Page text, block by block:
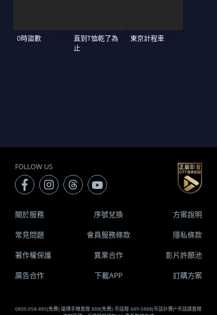
0時盜數
直到T恤乾了為
止
東京計程車
FOLLOW US
0800-058-885(免費) 遠傳手機直撥 888(免費) 市話撥 449-5888(市話計費)*市話請直撥
關於服務 序號兌換 方案說明
常見問題 會員服務條款 隱私條款
著作權保護 異業合作 影片許願池
廣告合作 下載APP 訂購方案